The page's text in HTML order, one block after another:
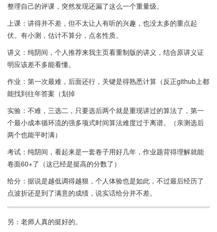
整理自己的评课，突然发现还漏了这么一个重量级。
上课：讲得并不差，但不太让人有听的兴趣，也没太多的重点起
伏。有小测，估计不算分，点名性质。
讲义：纯阴间，个人推荐来我主页看重制版的讲义，结合原讲义证
明应该差不多能看懂。
作业：第一次最难，后面还行，关键是得熟悉计算（反正github上都
能找到往年答案（划掉
实验：不难，三选二，只要选后两个就是重现讲过的算法了，第一
个最小成本循环流的强多项式时间算法难度过于离谱。（亲测选后
两个也能平时满）
考试：纯阴间，看起来是一套卷子用好几年，作业题背得理解就能
卷面60+了（这已经是挺高的分数了）
给分：据说是越低调得越狠，个人体验也是如此，不过最后经历了
点波折还是到了满意的成绩，说实话给分并不差。
另：老师人真的挺好的。